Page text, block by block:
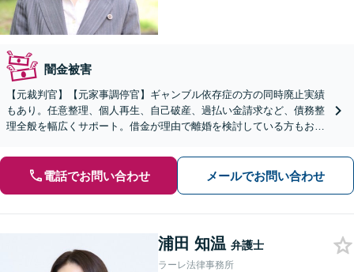
闇金被害
【元裁判官】【元家事調停官】ギャンブル依存症の方の同時廃止実績
もあり。任意整理、個人再生、自己破産、過払い金請求など、債務整
理全般を幅広くサポート。借金が理由で離婚を検討している方もお気
電話でお問い合わせ メールでお問い合わせ
浦田 知温 弁護士
ラーレ法律事務所